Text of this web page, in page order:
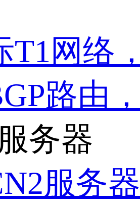
T1网络
路由
务器
服务器